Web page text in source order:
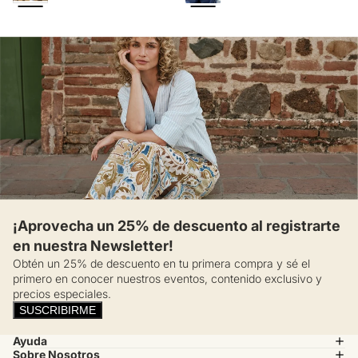
¡Aprovecha un 25% de descuento al registrarte
en nuestra Newsletter!
Obtén un 25% de descuento en tu primera compra y sé el
primero en conocer nuestros eventos, contenido exclusivo y
precios especiales.
SUSCRIBIRME
Ayuda
Sobre Nosotros